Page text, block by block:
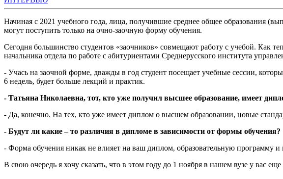
Начиная с 2021 учебного года, лица, получившие среднее общее образования
могут поступить только на очно-заочную форму обучения.
Сегодня большинство студентов «заочников» совмещают работу с учебой. Как
начальника отдела по работе с абитуриентами Среднерусского института
- Учась на заочной форме, дважды в год студент посещает учебные сессии,
6 недель, будет больше лекций и практик.
- Татьяна Николаевна, тот, кто уже получил высшее образование, имеет
- Да, конечно. На тех, кто уже имеет диплом о высшем образовании, новые
- Будут ли какие – то различия в дипломе в зависимости от формы обучения?
- Форма обучения никак не влияет на ваш диплом, образовательную программу и
В свою очередь я хочу сказать, что в этом году до 1 ноября в нашем вузе у вас